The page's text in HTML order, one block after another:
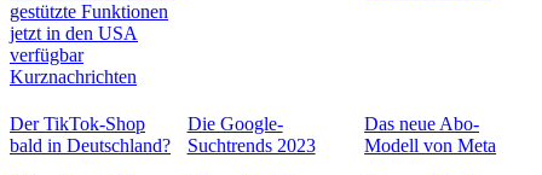
gestützte Funktionen
jetzt in den USA
verfügbar
Kurznachrichten
Der TikTok-Shop
bald in Deutschland?
Die Google-
Suchtrends 2023
Das neue Abo-
Modell von Meta